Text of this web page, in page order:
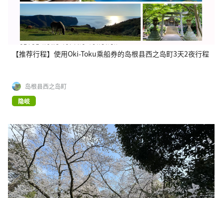
【推荐行程】使用Oki-Toku乘船券的岛根县西之岛町3天2夜行程
岛根县西之岛町
隐岐